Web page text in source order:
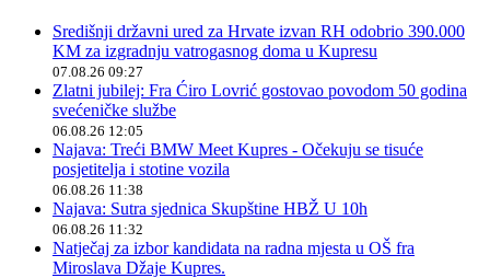
Središnji državni ured za Hrvate izvan RH odobrio 390.000
KM za izgradnju vatrogasnog doma u Kupresu
07.08.26 09:27
Zlatni jubilej: Fra Ćiro Lovrić gostovao povodom 50 godina
svećeničke službe
06.08.26 12:05
Najava: Treći BMW Meet Kupres - Očekuju se tisuće
posjetitelja i stotine vozila
06.08.26 11:38
Najava: Sutra sjednica Skupštine HBŽ U 10h
06.08.26 11:32
Natječaj za izbor kandidata na radna mjesta u OŠ fra
Miroslava Džaje Kupres.